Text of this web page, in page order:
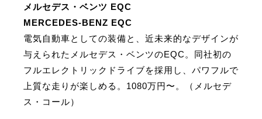
メルセデス・ベンツ EQC
MERCEDES-BENZ EQC
電気自動車としての装備と、近未来的なデザインが
与えられたメルセデス・ベンツのEQC。同社初の
フルエレクトリックドライブを採用し、パワフルで
上質な走りが楽しめる。1080万円〜。（メルセデ
ス・コール）